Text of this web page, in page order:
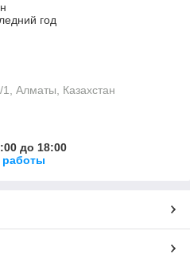
год
Алматы, Казахстан
до 18:00
работы